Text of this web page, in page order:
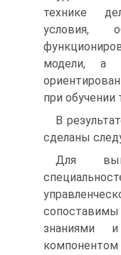
технике
условия,
модели, а
при обучении
В
сделаны
Для
знаниями